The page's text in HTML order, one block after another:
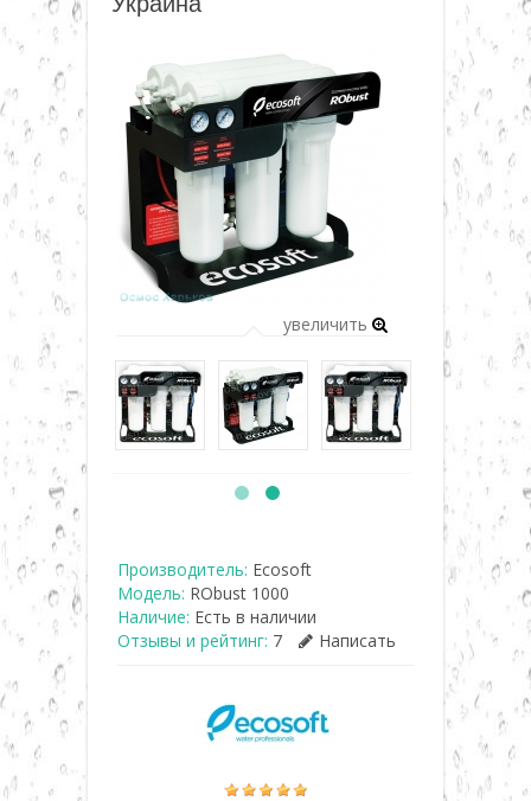
увеличить
Производитель: Ecosoft
Модель: RObust 1000
Наличие: Есть в наличии
Отзывы и рейтинг: 7 Написать